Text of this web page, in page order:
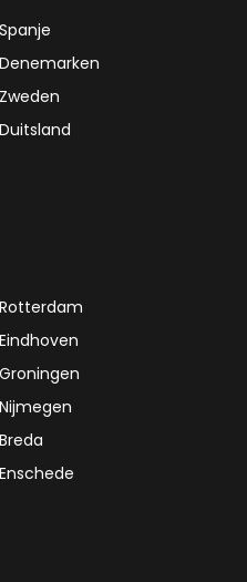
Spanje
Denemarken
Zweden
Duitsland
Rotterdam
Eindhoven
Groningen
Nijmegen
Breda
Enschede